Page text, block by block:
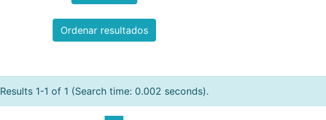
Ordenar resultados
Results 1-1 of 1 (Search time: 0.002 seconds).